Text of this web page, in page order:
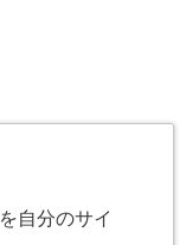
自分のサイ